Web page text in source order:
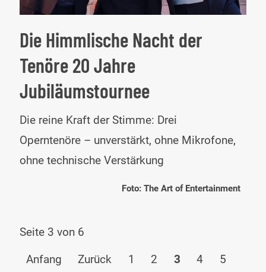
Die Himmlische Nacht der
Tenöre 20 Jahre
Jubiläumstournee
Die reine Kraft der Stimme: Drei
Operntenöre – unverstärkt, ohne Mikrofone,
ohne technische Verstärkung
Foto: The Art of Entertainment
Seite 3 von 6
Anfang
Zurück 1 2 3 4
5